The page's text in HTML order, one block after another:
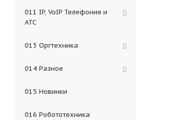
011 IP, VoIP Телефония и
АТС
013 Оргтехника
014 Разное
015 Новинки
016 Робототехника